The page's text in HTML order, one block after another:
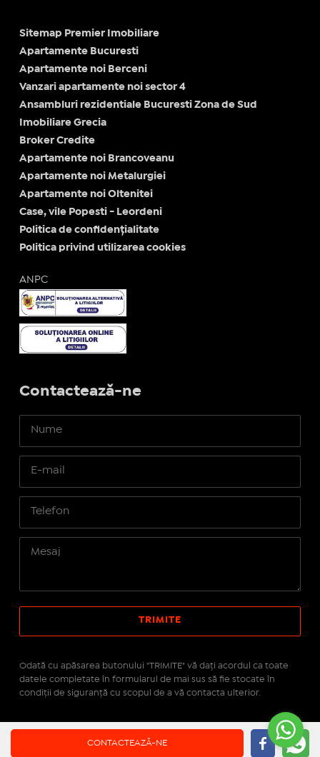
CONTACTEAZĂ-NE
Sitemap Premier Imobiliare
Apartamente Bucuresti
Apartamente noi Berceni
Vanzari apartamente noi sector 4
Ansambluri rezidentiale Bucuresti Zona de Sud
Imobiliare Grecia
Broker Credite
Apartamente noi Brancoveanu
Apartamente noi Metalurgiei
Apartamente noi Oltenitei
Case, vile Popesti - Leordeni
Politica de confidențialitate
Politica privind utilizarea cookies
ANPC
Contactează-ne
Odată cu apăsarea butonului "TRIMITE" vă daţi acordul ca toate
datele completate în formularul de mai sus să fie stocate în
condiţii de siguranţă cu scopul de a vă contacta ulterior.
IMOPEDIA.ro - Anunțuri
pe tehnologie Real Manager - CRM Imobiliar